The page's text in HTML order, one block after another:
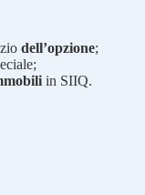
dell’opzione;
in SIIQ.